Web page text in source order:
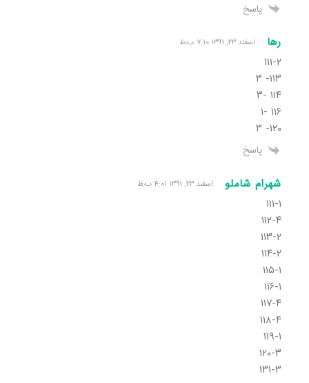
پاسخ
رها اسفند ۲۳, ۱۳۹۱ ۷:۱۰ ب٫ظ
۱۱۱-۲
۱۱۳- ۳
۱۱۴ -۳
۱۱۶ -۱
۱۲۰- ۳
پاسخ
شهرام شاملو اسفند ۲۳, ۱۳۹۱ ۴:۰۱ ب٫ظ
۱۱۱-۱
۱۱۲-۴
۱۱۳-۲
۱۱۴-۲
۱۱۵-۱
۱۱۶-۱
۱۱۷-۴
۱۱۸-۴
۱۱۹-۱
۱۲۰-۳
۱۳۱-۳